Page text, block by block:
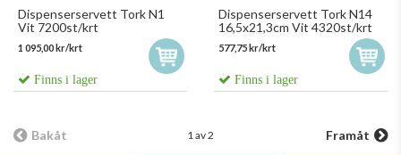
Dispenserservett Tork N1
Vit 7200st/krt
1 095,00 kr/krt
Finns i lager
Dispenserservett Tork N14
16,5x21,3cm Vit 4320st/krt
577,75 kr/krt
Finns i lager
Bakåt 1 av 2 Framåt